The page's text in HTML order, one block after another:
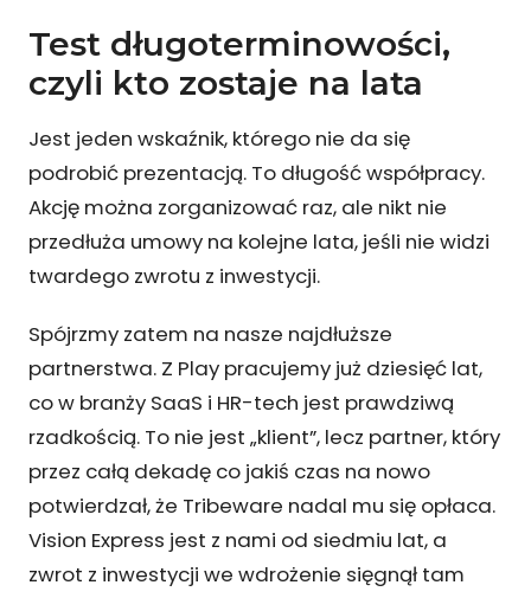
Test długoterminowości,
czyli kto zostaje na lata
Jest jeden wskaźnik, którego nie da się
podrobić prezentacją. To długość współpracy.
Akcję można zorganizować raz, ale nikt nie
przedłuża umowy na kolejne lata, jeśli nie widzi
twardego zwrotu z inwestycji.
Spójrzmy zatem na nasze najdłuższe
partnerstwa. Z Play pracujemy już dziesięć lat,
co w branży SaaS i HR-tech jest prawdziwą
rzadkością. To nie jest „klient”, lecz partner, który
przez całą dekadę co jakiś czas na nowo
potwierdzał, że Tribeware nadal mu się opłaca.
Vision Express jest z nami od siedmiu lat, a
zwrot z inwestycji we wdrożenie sięgnął tam